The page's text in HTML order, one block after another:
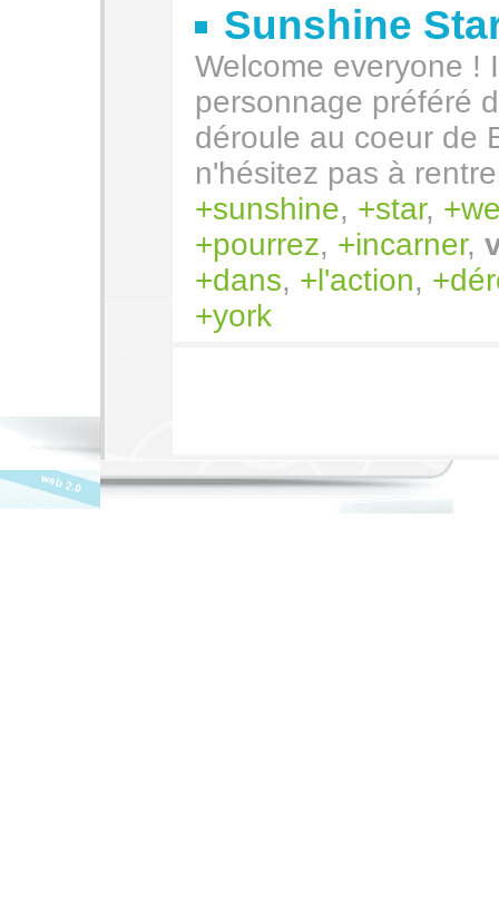
Sunshine
Welcome everyone !
personnage préféré
déroule au coeur de
n'hésitez pas à
sunshine, star,
pourrez, incarner,
dans, l'action,
york